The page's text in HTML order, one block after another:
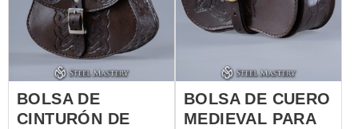
27 cm
BOLSA DE
CINTURÓN DE
BOLSA DE CUERO
MEDIEVAL PARA